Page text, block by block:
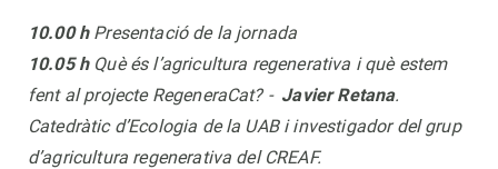
10.00 hPresentació de la jornada
10.05 hQuè és l’agricultura regenerativa i què estem
fent al projecte RegeneraCat? - Javier Retana.
Catedràtic d’Ecologia de la UAB i investigador del grup
d’agricultura regenerativa del CREAF.